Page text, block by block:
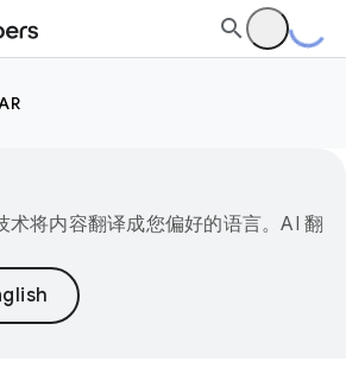
将内容翻译成您偏好的语言。AI 翻